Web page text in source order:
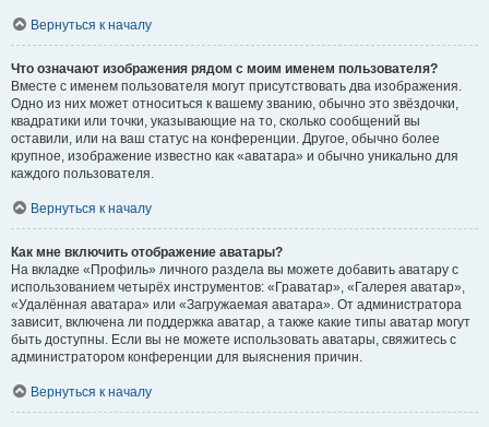
Вернуться к началу
Что означают изображения рядом с моим именем пользователя?
Вместе с именем пользователя могут присутствовать два изображения.
Одно из них может относиться к вашему званию, обычно это звёздочки,
квадратики или точки, указывающие на то, сколько сообщений вы
оставили, или на ваш статус на конференции. Другое, обычно более
крупное, изображение известно как «аватара» и обычно уникально для
каждого пользователя.
Вернуться к началу
Как мне включить отображение аватары?
На вкладке «Профиль» личного раздела вы можете добавить аватару с
использованием четырёх инструментов: «Граватар», «Галерея аватар»,
«Удалённая аватара» или «Загружаемая аватара». От администратора
зависит, включена ли поддержка аватар, а также какие типы аватар могут
быть доступны. Если вы не можете использовать аватары, свяжитесь с
администратором конференции для выяснения причин.
Вернуться к началу